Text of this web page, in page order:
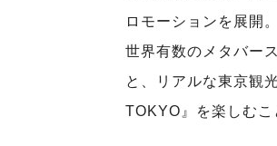
ロモーションを展開。
世界有数のメタバー
と、リアルな東京観
TOKYO』を楽しむこ